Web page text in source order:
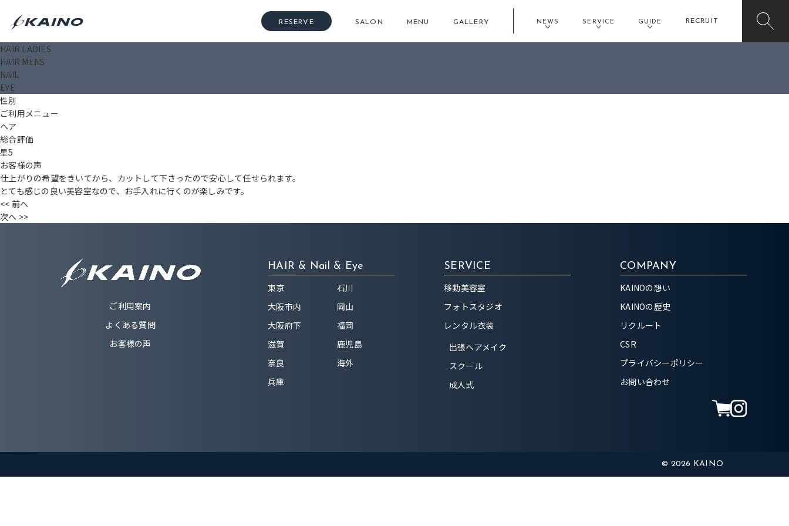
RESERVE SALON MENU GALLERY NEWS SERVICE GUIDE RECRUIT
HAIR LADIES
HAIR MENS
NAIL
EYE
ペリママ
投稿日： 2025.09.18
タイトル（〇〇様）
年齢
性別
ご利用メニュー
ヘア
総合評価
星5
お客様の声
仕上がりの希望をきいてから、カットして下さったので安心して任せられます。
とても感じの良い美容室なので、お手入れに行くのが楽しみです。
<< 前へ
次へ >>
ご利用案内
よくある質問
お客様の声
HAIR & Nail & Eye
東京
大阪市内
大阪府下
滋賀
奈良
兵庫
石川
岡山
福岡
鹿児島
海外
SERVICE
移動美容室
フォトスタジオ
レンタル衣装
出張ヘアメイク
スクール
成人式
COMPANY
KAINOの想い
KAINOの歴史
リクルート
CSR
プライバシーポリシー
お問い合わせ
© 2026 KAINO